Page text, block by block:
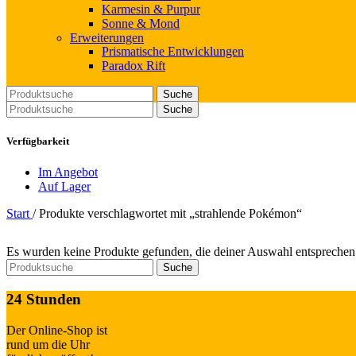
Karmesin & Purpur
Sonne & Mond
Erweiterungen
Prismatische Entwicklungen
Paradox Rift
Suche
Suche
Verfügbarkeit
Im Angebot
Auf Lager
Start / Produkte verschlagwortet mit „strahlende Pokémon“
Es wurden keine Produkte gefunden, die deiner Auswahl
Suche
24 Stunden
Der Online-Shop ist
rund um die Uhr